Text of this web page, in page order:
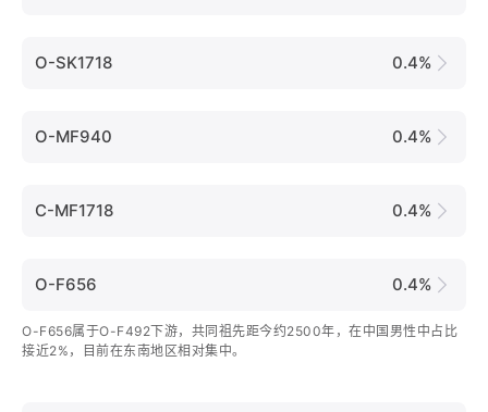
O-SK1718 0.4%
O-MF940 0.4%
C-MF1718 0.4%
O-F656 0.4%
O-F656属于O-F492下游，共同祖先距今约2500年，在中国男性中占比
接近2%，目前在东南地区相对集中。